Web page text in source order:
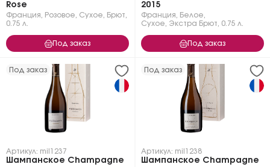
Rose
Франция Розовое Сухое, Брют
0.75 л.
Под заказ
2015
Франция Белое
Сухое, Экстра Брют
0.75 л.
Под заказ
Под заказ
Артикул: mil1237
Шампанское Champagne
Под заказ
Артикул: mil1238
Шампанское Champagne